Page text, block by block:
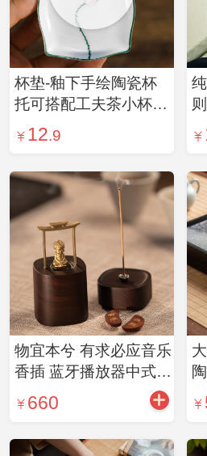
杯垫-釉下手绘陶瓷杯
托可搭配工夫茶小杯多
样式
12.9
物宜本兮 有求必应音乐
香插 蓝牙播放器中式复
古国风摆件 礼品定制
660
池